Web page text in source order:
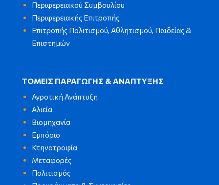
Περιφερειακού Συμβουλίου
Περιφερειακής Επιτροπής
Επιτροπής Πολιτισμού, Αθλητισμού, Παιδείας &
Επιστημών
ΤΟΜΕΙΣ ΠΑΡΑΓΩΓΗΣ & ΑΝΑΠΤΥΞΗΣ
Αγροτική Ανάπτυξη
Αλιεία
Βιομηχανία
Εμπόριο
Κτηνοτροφία
Μεταφορές
Πολιτισμός